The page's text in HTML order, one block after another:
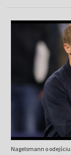
Nagelsmann o